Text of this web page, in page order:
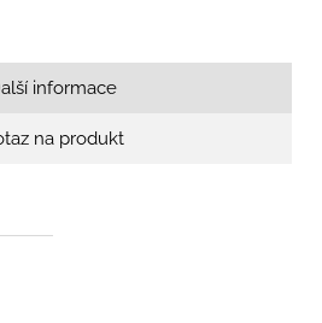
informace
na produkt